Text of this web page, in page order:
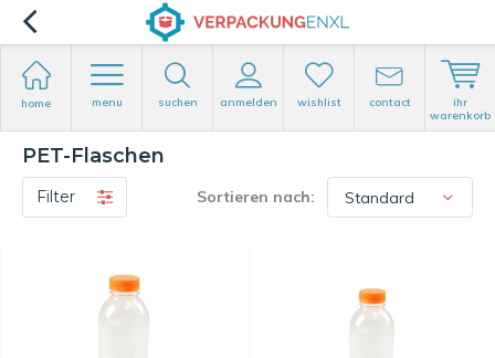
home menu suchen anmelden wishlist contact
ihr
warenkorb
PET-Flaschen
Filter Sortieren nach: